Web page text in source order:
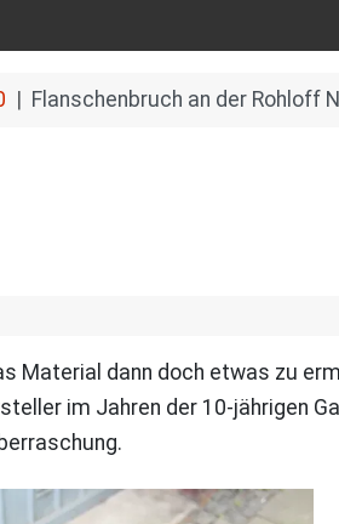
Flanschenbruch an der Rohloff
Material dann doch etwas zu
im Jahren der 10-jährigen